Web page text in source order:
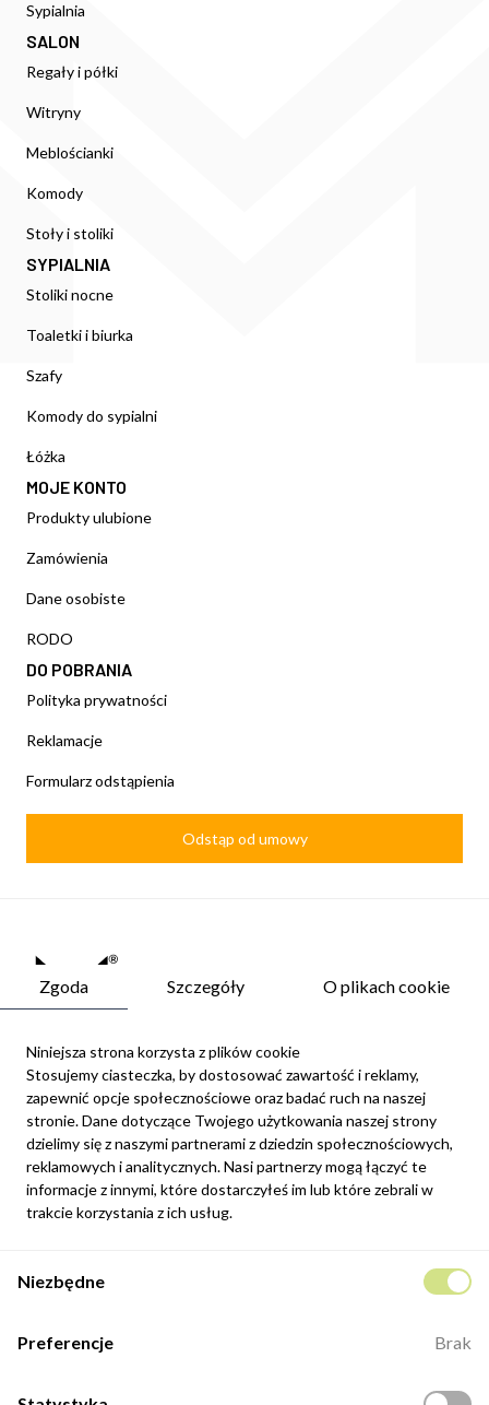
Sypialnia
SALON
Regały i półki
Witryny
Meblościanki
Komody
Stoły i stoliki
SYPIALNIA
Stoliki nocne
Toaletki i biurka
Szafy
Komody do sypialni
Łóżka
MOJE KONTO
Produkty ulubione
Zamówienia
Dane osobiste
RODO
DO POBRANIA
Polityka prywatności
Reklamacje
Formularz odstąpienia
Odstąp od umowy
Newsletter
Możesz zrezygnować w każdej chwili. W tym celu należy odnaleźć
szczegóły w naszej informacji prawnej.
Zapisz się
internetowego.
Kontakt
Zgoda Szczegóły O plikach cookie
Niniejsza strona korzysta z plików cookie
Stosujemy ciasteczka, by dostosować zawartość i reklamy,
zapewnić opcje społecznościowe oraz badać ruch na naszej
stronie. Dane dotyczące Twojego użytkowania naszej strony
dzielimy się z naszymi partnerami z dziedzin społecznościowych,
reklamowych i analitycznych. Nasi partnerzy mogą łączyć te
informacje z innymi, które dostarczyłeś im lub które zebrali w
trakcie korzystania z ich usług.
Niezbędne
Preferencje Brak